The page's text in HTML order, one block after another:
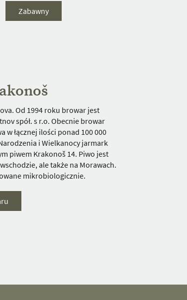
Zabawny
Od 1994 roku browar jest
spół. s r.o. Obecnie browar
łącznej ilości ponad 100 000
i Wielkanocy jarmark
piwem Krakonoš 14. Piwo jest
ale także na Morawach.
mikrobiologicznie.